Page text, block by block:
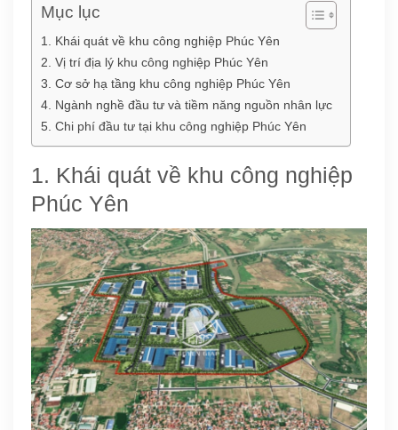
Mục lục
1. Khái quát về khu công nghiệp Phúc Yên
2. Vị trí địa lý khu công nghiệp Phúc Yên
3. Cơ sở hạ tầng khu công nghiệp Phúc Yên
4. Ngành nghề đầu tư và tiềm năng nguồn nhân lực
5. Chi phí đầu tư tại khu công nghiệp Phúc Yên
1. Khái quát về khu công nghiệp
Phúc Yên